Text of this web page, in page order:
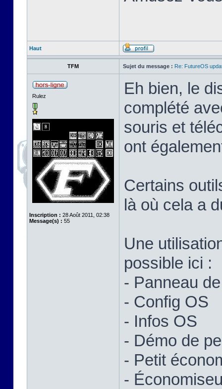
Haut
TFM Sujet du message : Re: FutureOS
Rulez
Inscription : 28 Août 2011, 02:38
Message(s) : 55
Eh bien, le
complété
souris et
ont
Certains
là où cela a
Une
possible ici :
- Panneau
- Config OS
- Infos OS
- Démo de
- Petit
-